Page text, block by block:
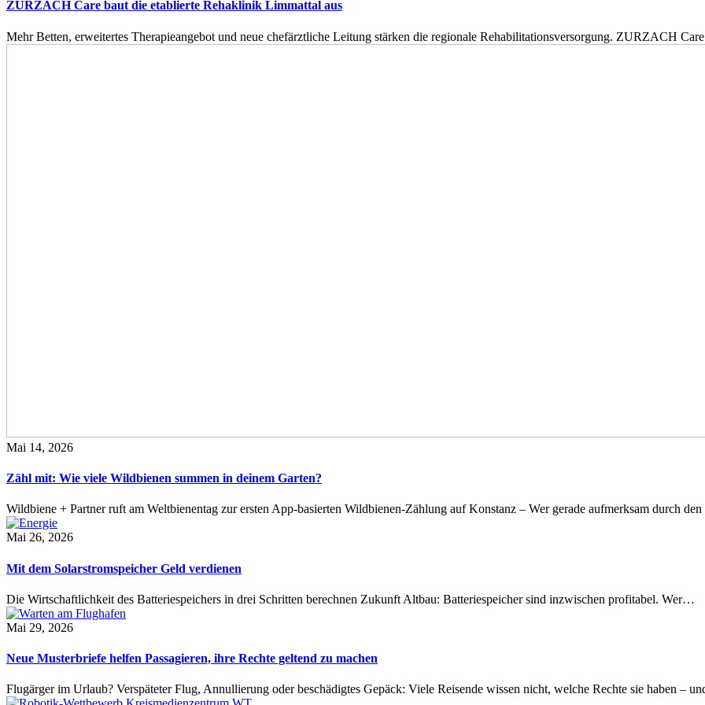
ZURZACH Care baut die etablierte Rehaklinik Limmattal aus
Mehr Betten, erweitertes Therapieangebot und neue chefärztliche Leitung stärken die regionale Rehabilitationsversorgung. ZURZACH
Mai 14, 2026
Zähl mit: Wie viele Wildbienen summen in deinem Garten?
Wildbiene + Partner ruft am Weltbienentag zur ersten App-basierten Wildbienen-Zählung auf Konstanz – Wer gerade aufmerksam durch
Mai 26, 2026
Mit dem Solarstromspeicher Geld verdienen
Die Wirtschaftlichkeit des Batteriespeichers in drei Schritten berechnen Zukunft Altbau: Batteriespeicher sind inzwischen profitabel. Wer…
Mai 29, 2026
Neue Musterbriefe helfen Passagieren, ihre Rechte geltend zu machen
Flugärger im Urlaub? Verspäteter Flug, Annullierung oder beschädigtes Gepäck: Viele Reisende wissen nicht, welche Rechte sie haben –